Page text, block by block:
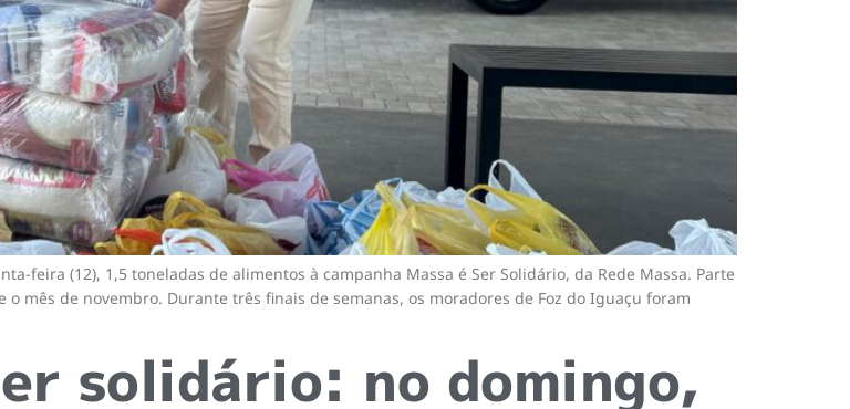
feira (12), 1,5 toneladas de alimentos à campanha Massa é Ser Solidário, da Rede Massa. Parte
mês de novembro. Durante três finais de semanas, os moradores de Foz do Iguaçu foram
solidário: no domingo,